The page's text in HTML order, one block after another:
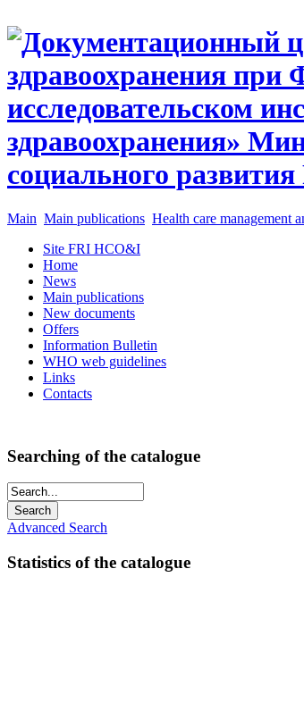
Main Main publications Health care management
Site FRI HCO&I
Home
News
Main publications
New documents
Offers
Information Bulletin
WHO web guidelines
Links
Contacts
Searching of the catalogue
Advanced Search
Statistics of the catalogue